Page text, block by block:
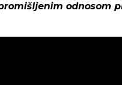
odnosom